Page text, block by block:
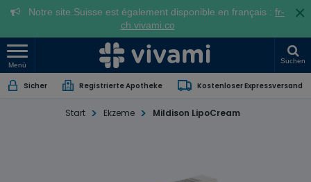
Notre site Suisse est également disponible en français : fr-
ch.vivami.co
×
Menü
Suchen
Sicher Registrierte Apotheke Kostenloser Expressversand
Start Ekzeme Mildison LipoCream